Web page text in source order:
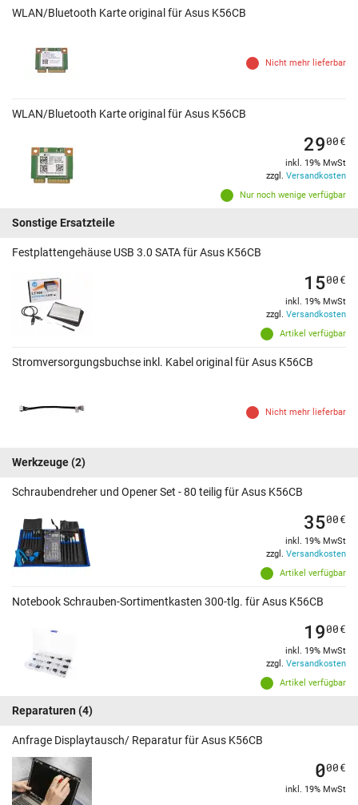
WLAN/Bluetooth Karte original für Asus K56CB
Nicht mehr lieferbar
WLAN/Bluetooth Karte original für Asus K56CB
Nur noch wenige verfügbar
2900€
inkl. 19% MwSt
zzgl. Versandkosten
Sonstige Ersatzteile
Festplattengehäuse USB 3.0 SATA für Asus K56CB
Artikel verfügbar
1500€
inkl. 19% MwSt
zzgl. Versandkosten
Stromversorgungsbuchse inkl. Kabel original für Asus K56CB
Nicht mehr lieferbar
Werkzeuge(2)
Schraubendreher und Opener Set - 80 teilig für Asus K56CB
Artikel verfügbar
3500€
inkl. 19% MwSt
zzgl. Versandkosten
Notebook Schrauben-Sortimentkasten 300-tlg. für Asus K56CB
Artikel verfügbar
1900€
inkl. 19% MwSt
zzgl. Versandkosten
Reparaturen (4)
Anfrage Displaytausch/ Reparatur für Asus K56CB
000€
inkl. 19% MwSt